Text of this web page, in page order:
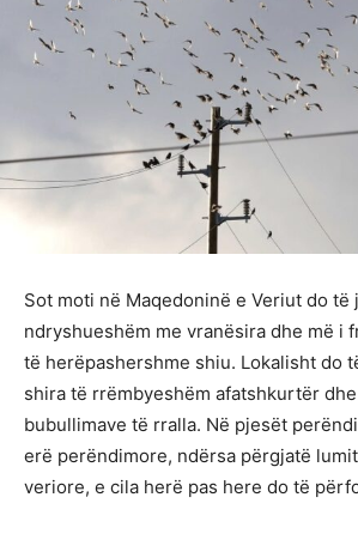
Sot moti në Maqedoninë e Veriut do të
ndryshueshëm me vranësira dhe më i
të herëpashershme shiu. Lokalisht do
shira të rrëmbyeshëm afatshkurtër
bubullimave të rralla. Në pjesët
erë perëndimore, ndërsa përgjatë
veriore, e cila herë pas here do të